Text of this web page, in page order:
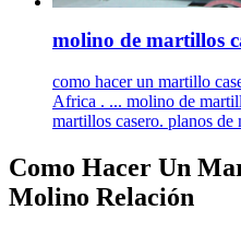
molino de martillos
como hacer un martillo
Africa . ... molino de
martillos casero. planos de
Como Hacer Un
Molino Relación